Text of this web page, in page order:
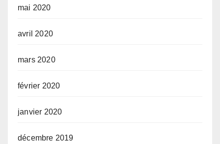
mai 2020
avril 2020
mars 2020
février 2020
janvier 2020
décembre 2019